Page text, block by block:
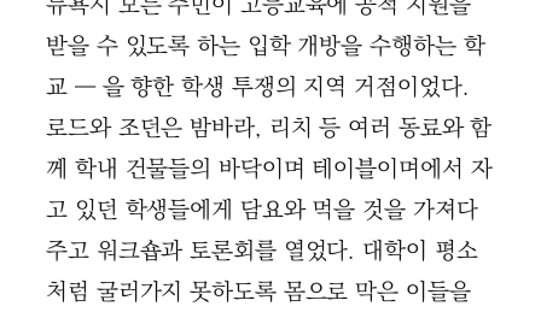
받을 수 있도록 하는 입학 개방을 수행하는 학
교 ― 을 향한 학생 투쟁의 지역 거점이었다.
로드와 조던은 밤바라, 리치 등 여러 동료와 함
께 학내 건물들의 바닥이며 테이블이며에서 자
고 있던 학생들에게 담요와 먹을 것을 가져다
주고 워크숍과 토론회를 열었다. 대학이 평소
처럼 굴러가지 못하도록 몸으로 막은 이들을